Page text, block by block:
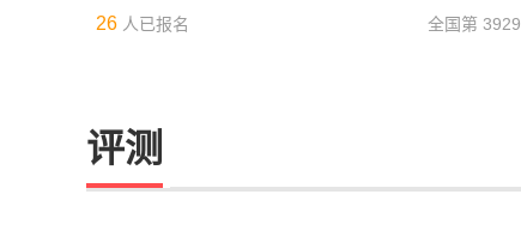
26 人已报名 全国第 3929
评测